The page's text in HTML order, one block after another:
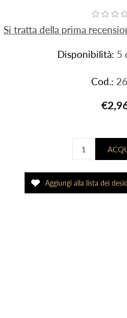
Si tratta della prima
Disponibilità: 5
Cod.: